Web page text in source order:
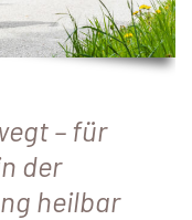
– für
der
heilbar